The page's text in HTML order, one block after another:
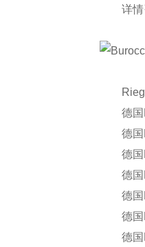
详情
Riegler
德国
德国
德国
德国
德国
德国
德国